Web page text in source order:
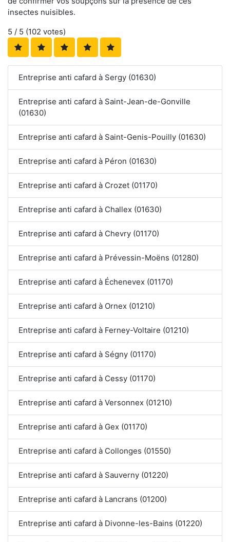
insectes nuisibles.
5 / 5 (102 votes)
Entreprise anti cafard à Sergy (01630)
Entreprise anti cafard à Saint-Jean-de-Gonville
(01630)
Entreprise anti cafard à Saint-Genis-Pouilly (01630)
Entreprise anti cafard à Péron (01630)
Entreprise anti cafard à Crozet (01170)
Entreprise anti cafard à Challex (01630)
Entreprise anti cafard à Chevry (01170)
Entreprise anti cafard à Prévessin-Moëns (01280)
Entreprise anti cafard à Échenevex (01170)
Entreprise anti cafard à Ornex (01210)
Entreprise anti cafard à Ferney-Voltaire (01210)
Entreprise anti cafard à Ségny (01170)
Entreprise anti cafard à Cessy (01170)
Entreprise anti cafard à Versonnex (01210)
Entreprise anti cafard à Gex (01170)
Entreprise anti cafard à Collonges (01550)
Entreprise anti cafard à Sauverny (01220)
Entreprise anti cafard à Lancrans (01200)
Entreprise anti cafard à Divonne-les-Bains (01220)